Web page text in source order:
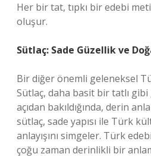
Her bir tat, tıpkı bir edebi
oluşur.
Sütlaç: Sade Güzellik ve
Bir diğer önemli geleneksel
Sütlaç, daha basit bir tatlı
açıdan bakıldığında, derin
sütlaç, sade yapısı ile Türk
anlayışını simgeler. Türk
çoğu zaman derinlikli bir